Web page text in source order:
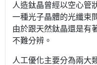
人造鈦晶曾經以空心管
一種光子晶體的光纖束
由於跟天然鈦晶還是有
不難分辨。
人工優化主要分為兩大